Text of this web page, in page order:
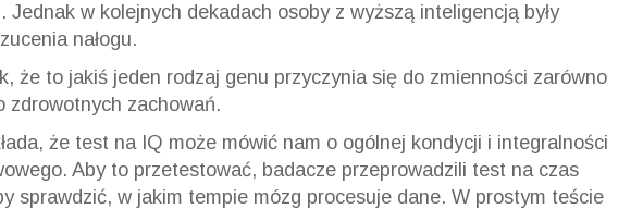
Jednak w kolejnych dekadach osoby z wyższą inteligencją były
nałogu.
że to jakiś jeden rodzaj genu przyczynia się do zmienności zarówno
zdrowotnych zachowań.
że test na IQ może mówić nam o ogólnej kondycji i integralności
Aby to przetestować, badacze przeprowadzili test na czas
sprawdzić, w jakim tempie mózg procesuje dane. W prostym teście